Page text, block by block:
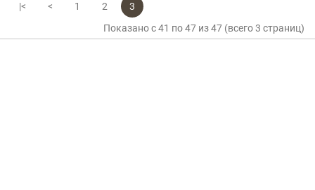
|< < 1 2
3
Показано с 41 по 47 из 47 (всего 3 страниц)